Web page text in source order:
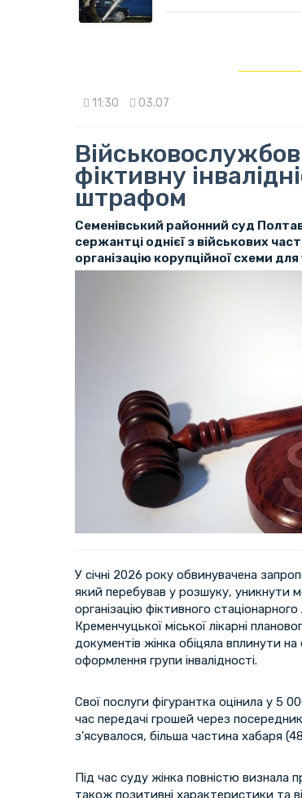
11:30 03.07
фіктивну
штрафом
Семенівський районний суд
сержантці однієї з військових
організацію корупційної схеми
У січні 2026 року обвинувачена
який перебував у розшуку, уникнути
організацію фіктивного
Кременчуцької міської лікарні
документів жінка обіцяла вплинути
оформлення групи інвалідності.
Свої послуги фігурантка оцінила у 5
час передачі грошей через
з'ясувалося, більша частина хабаря
Під час суду жінка повністю визнала
також позитивні характеристики та